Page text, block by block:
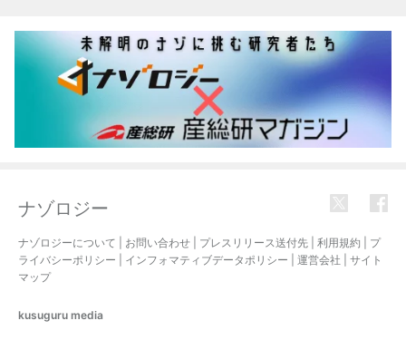
ナゾロジー
ナゾロジーについて お問い合わせ プレスリリース送付先 利用規約
プ
ライバシーポリシー
インフォマティブデータポリシー 運営会社
サイト
マップ
kusuguru media